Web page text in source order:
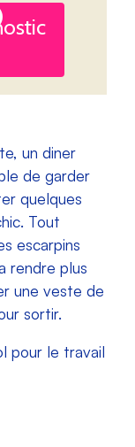
un diner
de garder
quelques
Tout
escarpins
rendre plus
une veste de
sortir.
pour le travail